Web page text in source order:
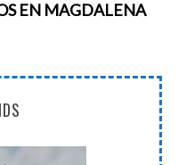
EN MAGDALENA